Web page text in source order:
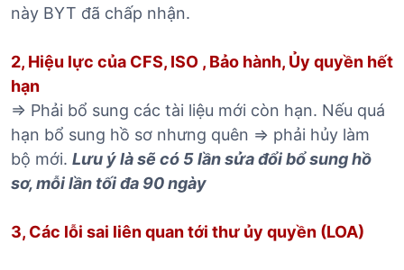
này BYT đã chấp nhận.
2, Hiệu lực của CFS, ISO , Bảo hành, Ủy quyền hết
hạn
=> Phải bổ sung các tài liệu mới còn hạn. Nếu quá
hạn bổ sung hồ sơ nhưng quên => phải hủy làm
bộ mới. Lưu ý là sẽ có 5 lần sửa đổi bổ sung hồ
sơ, mỗi lần tối đa 90 ngày
3, Các lỗi sai liên quan tới thư ủy quyền (LOA)